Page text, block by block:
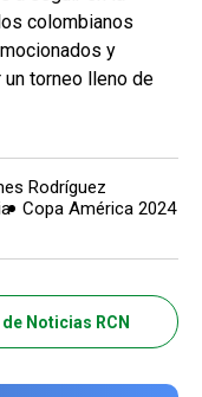
colombianos
y
torneo lleno de
Rodríguez
Copa América 2024
Noticias RCN